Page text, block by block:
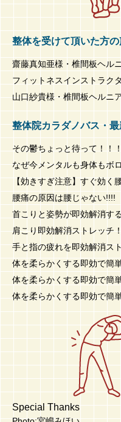
整体を受けて頂いた方の
齋藤真知亜様・椎間板ヘル
フィットネスインストラク
山口紗貴様・椎間板ヘルニ
整体院カラダノバス・
その鬱ちょっと待って！！
なぜ今メンタルも身体もボ
【効きすぎ注意】すぐ効く
腰痛の原因は腰じゃない!!!!
首こりと姿勢が即効解消す
肩こり即効解消ストレッチ
手と指の疲れを即効解消ス
体を柔らかくする即効で簡
体を柔らかくする即効で簡
体を柔らかくする即効で簡
Special Thanks